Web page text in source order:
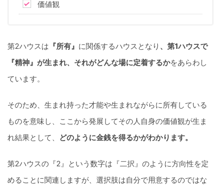
価値観
第2ハウスは 『所有』 に関係するハウスとなり 、第1ハウスで
『精神』が生まれ、それがどんな場に定着するかをあらわし
ています。
そのため、生まれ持った才能や生まれながらに所有している
ものを意味し、ここから発展してその人自身の価値観が生ま
れ結果として、
どのように金銭を得るかがわかります。
第2ハウスの『2』という数字は『二択』のように方向性を定
めることに関連しますが、選択肢は自分で用意するのではな